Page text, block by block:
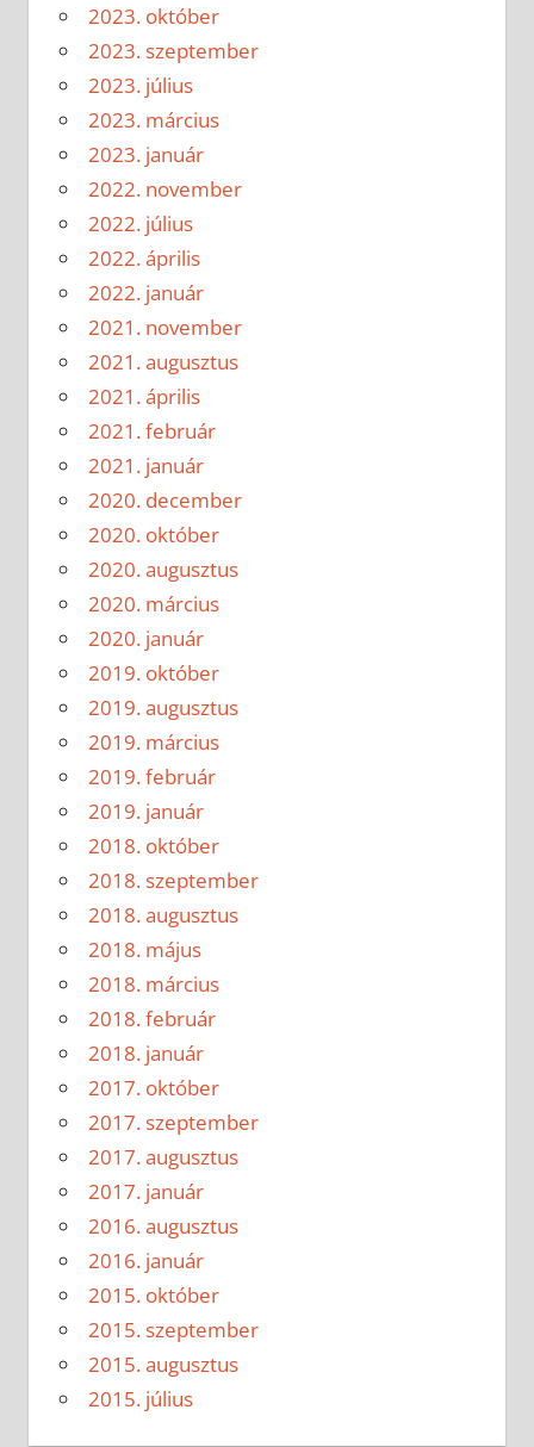
2023. október
2023. szeptember
2023. július
2023. március
2023. január
2022. november
2022. július
2022. április
2022. január
2021. november
2021. augusztus
2021. április
2021. február
2021. január
2020. december
2020. október
2020. augusztus
2020. március
2020. január
2019. október
2019. augusztus
2019. március
2019. február
2019. január
2018. október
2018. szeptember
2018. augusztus
2018. május
2018. március
2018. február
2018. január
2017. október
2017. szeptember
2017. augusztus
2017. január
2016. augusztus
2016. január
2015. október
2015. szeptember
2015. augusztus
2015. július